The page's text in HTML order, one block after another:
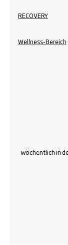
RECOVERY
Wellness-Bereich
wöchentlich in